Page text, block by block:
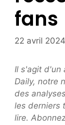
fans
22 avril 2024
Il s'agit d'un
Daily, notre
des
les derniers
lire.